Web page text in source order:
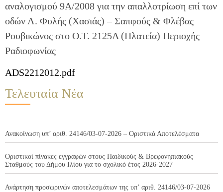
αναλογισμού 9Α/2008 για την απαλλοτρίωση επί των
οδών Λ. Φυλής (Χασιάς) – Σαπφούς & Φλέβας
Ρουβικώνος στο Ο.Τ. 2125Α (Πλατεία) Περιοχής
Ραδιοφωνίας
ADS2212012.pdf
Τελευταία Νέα
Ανακοίνωση υπ’ αριθ. 24146/03-07-2026 – Οριστικά Αποτελέσματα
Οριστικοί πίνακες εγγραφών στους Παιδικούς & Βρεφονηπιακούς
Σταθμούς του Δήμου Ιλίου για το σχολικό έτος 2026-2027
Ανάρτηση προσωρινών αποτελεσμάτων της υπ’ αριθ. 24146/03-07-2026